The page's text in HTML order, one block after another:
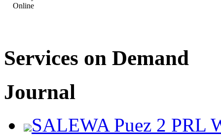
Services on Demand
Journal
SALEWA Puez 2 PRL